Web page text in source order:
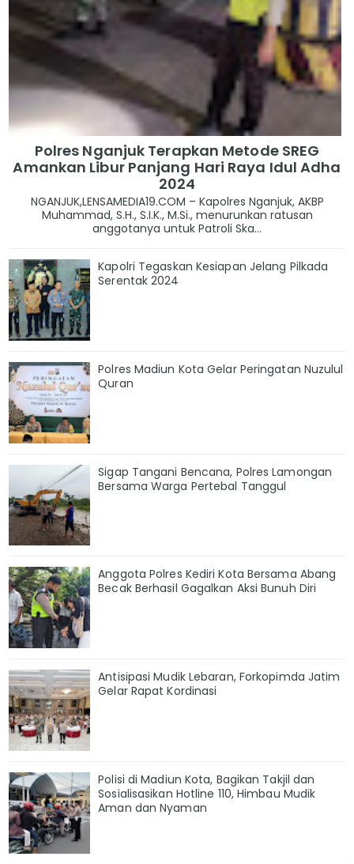
Polres Nganjuk Terapkan Metode SREG
Amankan Libur Panjang Hari Raya Idul Adha
2024
NGANJUK,LENSAMEDIA19.COM – Kapolres Nganjuk, AKBP
Muhammad, S.H., S.I.K., M.Si., menurunkan ratusan
anggotanya untuk Patroli Ska...
Kapolri Tegaskan Kesiapan Jelang Pilkada
Serentak 2024
Polres Madiun Kota Gelar Peringatan Nuzulul
Quran
Sigap Tangani Bencana, Polres Lamongan
Bersama Warga Pertebal Tanggul
Anggota Polres Kediri Kota Bersama Abang
Becak Berhasil Gagalkan Aksi Bunuh Diri
Antisipasi Mudik Lebaran, Forkopimda Jatim
Gelar Rapat Kordinasi
Polisi di Madiun Kota, Bagikan Takjil dan
Sosialisasikan Hotline 110, Himbau Mudik
Aman dan Nyaman